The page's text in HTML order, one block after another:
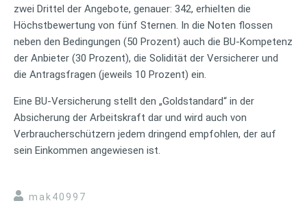
zwei Drittel der Angebote, genauer: 342, erhielten die
Höchstbewertung von fünf Sternen. In die Noten flossen
neben den Bedingungen (50 Prozent) auch die BU-Kompetenz
der Anbieter (30 Prozent), die Solidität der Versicherer und
die Antragsfragen (jeweils 10 Prozent) ein.
Eine BU-Versicherung stellt den „Goldstandard“ in der
Absicherung der Arbeitskraft dar und wird auch von
Verbraucherschützern jedem dringend empfohlen, der auf
sein Einkommen angewiesen ist.
mak40997